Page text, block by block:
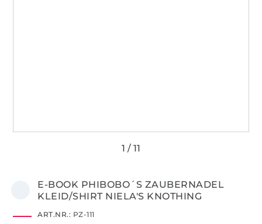
E-BOOK PHIBOBO´S ZAUBERNADEL
KLEID/SHIRT NIELA'S KNOTHING
ART.NR.: PZ-111